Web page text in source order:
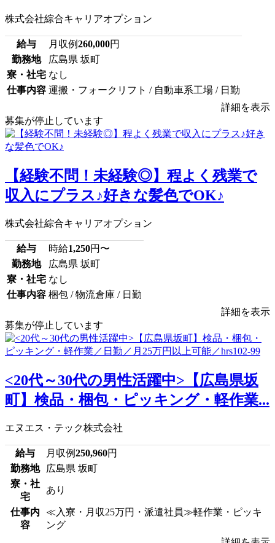
株式会社綜合キャリアオプション
給与 月収例260,000円
勤務地
広島県 坂町
寮・社宅 なし
仕事内容 運搬・フォークリフト / 自動車系工場 / 日勤
詳細を表示
募集が停止しています
【経験不問！未経験◎】程よく残業で
収入にプラス♪好きな髪色でOK♪
株式会社綜合キャリアオプション
給与 時給1,250円〜
勤務地
広島県 坂町
寮・社宅 なし
仕事内容 梱包 / 物流倉庫 / 日勤
詳細を表示
募集が停止しています
<20代～30代の男性活躍中>【広島県坂
町】検品・梱包・ピッキング・軽作業...
エヌエス・テック株式会社
給与 月収例250,960円
勤務地
広島県 坂町
寮・社
宅
あり
仕事内
容
≪入寮・月収25万円・派遣社員≫軽作業・ピッキ
ング